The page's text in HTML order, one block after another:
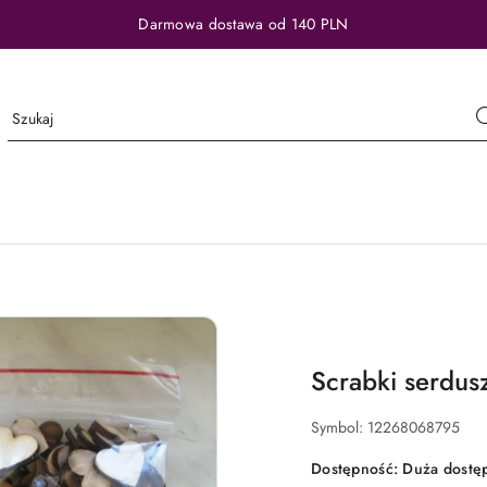
Darmowa dostawa od 140 PLN
Scrabki
Symbol: 12268068795
Dostępność: Duża